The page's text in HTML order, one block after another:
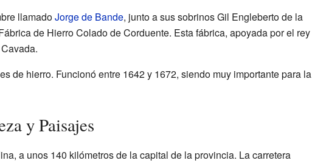
llamadoJorge de Bande, junto a sus sobrinos Gil Engleberto de la
de Hierro Colado de Corduente. Esta fábrica, apoyada por el rey
de hierro. Funcionó entre 1642 y 1672, siendo muy importante para la
y Paisajes
a unos 140 kilómetros de la capital de la provincia. La carretera